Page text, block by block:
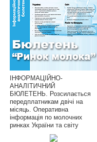
ІНФОРМАЦІЙНО-
АНАЛІТИЧНИЙ
БЮЛЕТЕНЬ. Розсилається
передплатникам двічі на
місяць. Оперативна
інформація по молочних
ринках України та світу